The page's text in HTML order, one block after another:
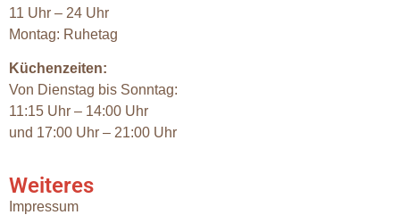
11 Uhr – 24 Uhr
Montag: Ruhetag
Küchenzeiten:
Von Dienstag bis Sonntag:
11:15 Uhr – 14:00 Uhr
und 17:00 Uhr – 21:00 Uhr
Weiteres
Impressum